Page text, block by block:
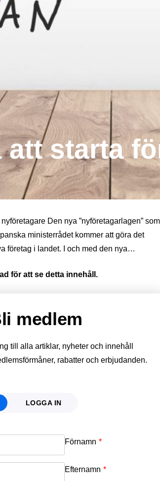
att starta
Den nya ”nyföretagarlagen” som
ministerrådet kommer att göra det
företag i landet. I och med den nya…
för att se detta innehåll.
medlem
till alla artiklar, nyheter och innehåll
rabatter och erbjudanden.
LOGGA IN
Förnamn *
Efternamn *
Email
Password